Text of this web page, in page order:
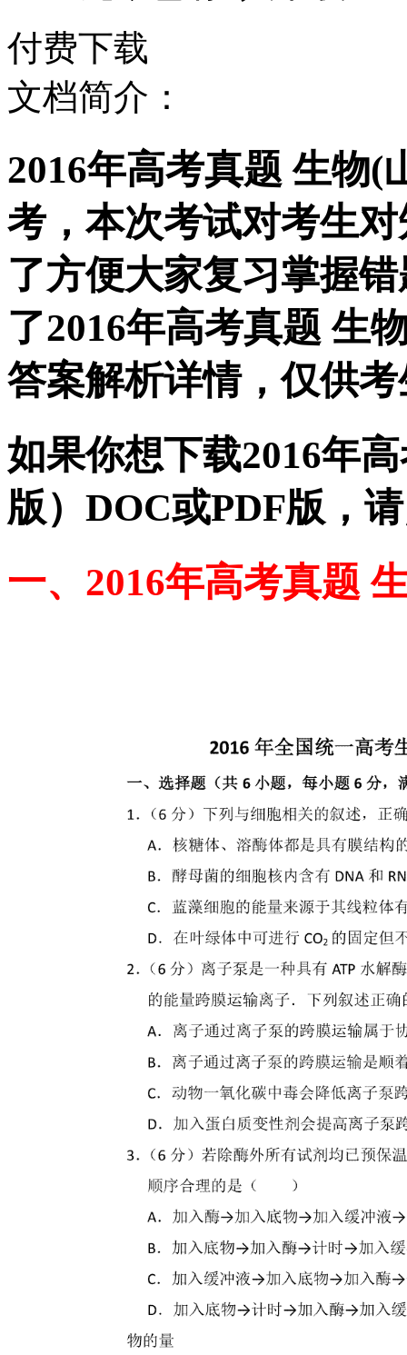
付费下载
文档简介：
2016年高考真题 生物(
考，本次考试对考生
了方便大家复习掌握
了2016年高考真题 生
答案解析详情，仅供
如果你想下载2016年
版）DOC或PDF版，
一、2016年高考真题